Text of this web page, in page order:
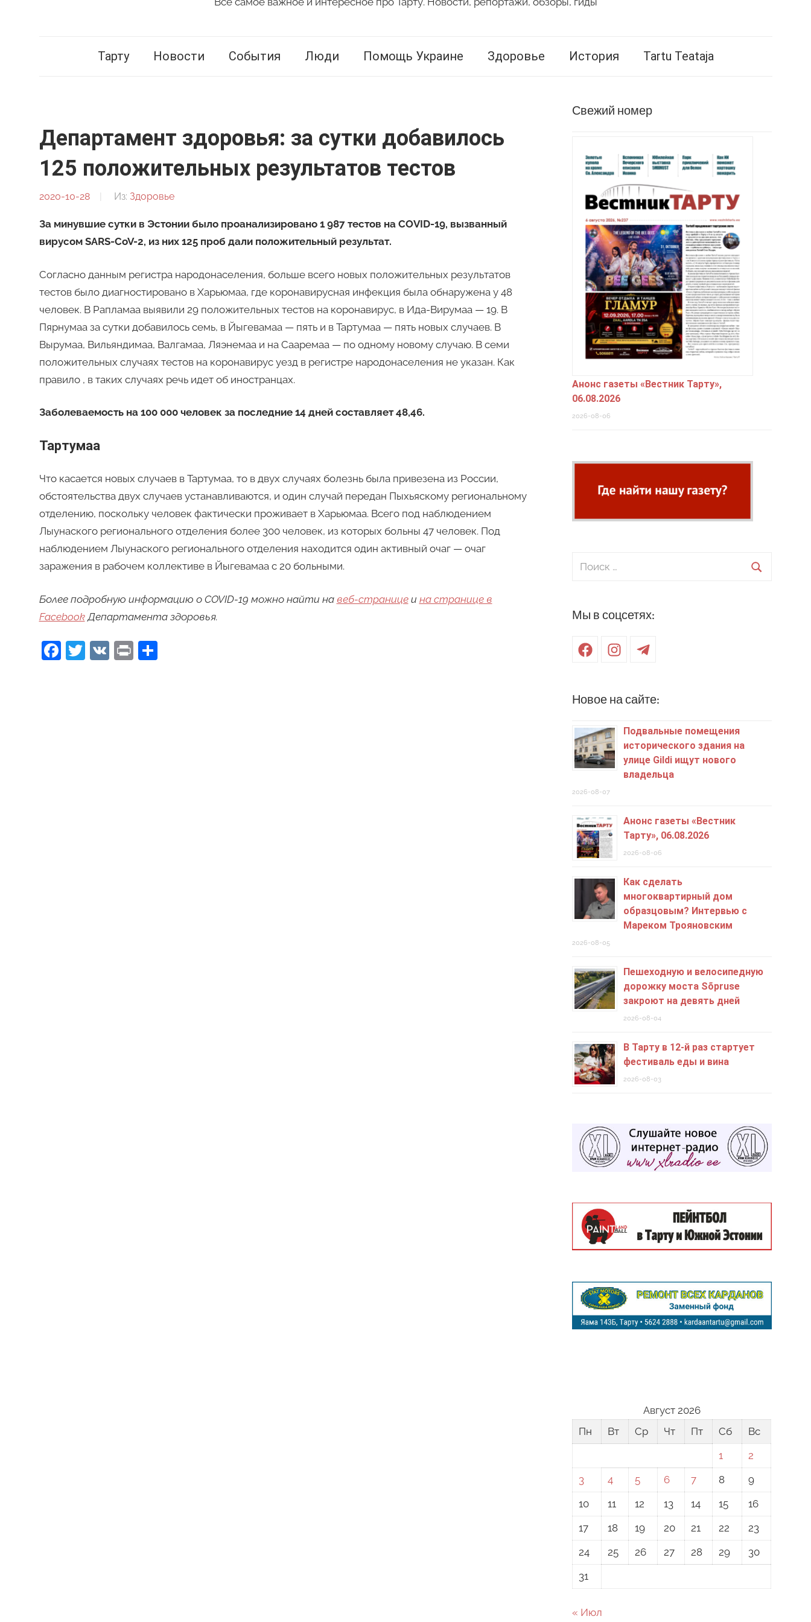
TartuТарту Новости События Люди Помощь Украине Здоровье История Tartu Teataja
Департамент здоровья: за сутки добавилось
125 положительных результатов тестов
2020-10-28
От:
Из: Здоровье
За минувшие сутки в Эстонии было проанализировано 1 987 тестов на COVID-19, вызванный
вирусом SARS-CoV-2, из них 125 проб дали положительный результат.
Согласно данным регистра народонаселения, больше всего новых положительных результатов
тестов было диагностировано в Харьюмаа, где коронавирусная инфекция была обнаружена у 48
человек. В Рапламаа выявили 29 положительных тестов на коронавирус, в Ида-Вирумаа — 19. В
Пярнумаа за сутки добавилось семь, в Йыгевамаа — пять и в Тартумаа — пять новых случаев. В
Вырумаа, Вильяндимаа, Валгамаа, Ляэнемаа и на Сааремаа — по одному новому случаю. В семи
положительных случаях тестов на коронавирус уезд в регистре народонаселения не указан. Как
правило , в таких случаях речь идет об иностранцах.
Заболеваемость на 100 000 человек за последние 14 дней составляет 48,46.
Тартумаа
Что касается новых случаев в Тартумаа, то в двух случаях болезнь была привезена из России,
обстоятельства двух случаев устанавливаются, и один случай передан Пыхьяскому региональному
отделению, поскольку человек фактически проживает в Харьюмаа. Всего под наблюдением
Лыунаского регионального отделения более 300 человек, из которых больны 47 человек. Под
наблюдением Лыунаского регионального отделения находится один активный очаг — очаг
заражения в рабочем коллективе в Йыгевамаа с 20 больными.
Более подробную информацию о COVID-19 можно найти на веб-страницеи на странице в
FacebookДепартамента здоровья.
Facebook
Twitter
VKPrintОтправить
Свежий номер
Анонс газеты «Вестник Тарту»,
06.08.2026
2026-08-06
Поиск
Мы в соцсетях:
FacebookInstagramTelegram
Новое на сайте:
Подвальные помещения
исторического здания на
улице Gildi ищут нового
владельца
2026-08-07
Анонс газеты «Вестник
Тарту», 06.08.2026
2026-08-06
Как сделать
многоквартирный дом
образцовым? Интервью с
Мареком Трояновским
2026-08-05
Пешеходную и велосипедную
дорожку моста Sõpruse
закроют на девять дней
2026-08-04
В Тарту в 12-й раз стартует
фестиваль еды и вина
2026-08-03
Август 2026
Пн
Вт Ср Чт Пт Сб
Вс
1
2
3
4 5 6 7 8
9
10
11 12 13 14 15
16
17
18 19 20 21 22
23
24
25 26 27 28 29
30
31
« Июл